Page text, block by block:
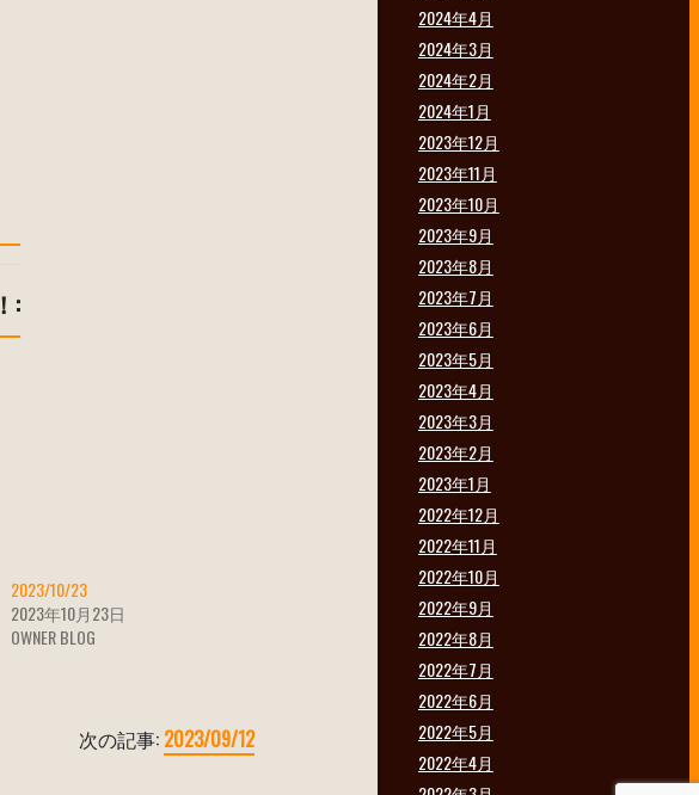
:
2023/10/23
2023年10月23日
OWNER BLOG
次の記事: 2023/09/12
2024年4月
2024年3月
2024年2月
2024年1月
2023年12月
2023年11月
2023年10月
2023年9月
2023年8月
2023年7月
2023年6月
2023年5月
2023年4月
2023年3月
2023年2月
2023年1月
2022年12月
2022年11月
2022年10月
2022年9月
2022年8月
2022年7月
2022年6月
2022年5月
2022年4月